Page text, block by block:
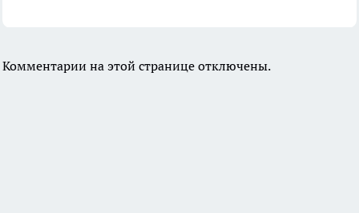
Комментарии на этой странице отключены.